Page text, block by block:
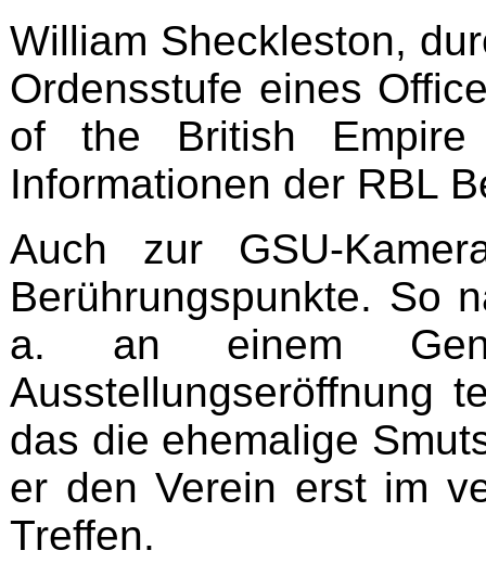
William Sheckleston,
Ordensstufe eines
of the British Empire
Informationen der RBL
Auch zur GSU-
Berührungspunkte. So
a. an einem
Ausstellungseröffnung
das die ehemalige
er den Verein erst im
Treffen.